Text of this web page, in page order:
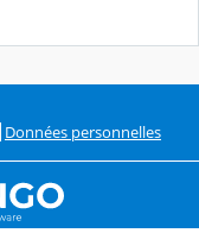
Données personnelles